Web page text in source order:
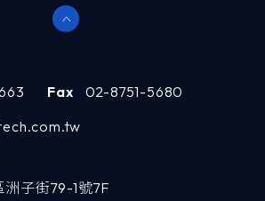
Fax
02-8751-5680
洲子街79-1號7F